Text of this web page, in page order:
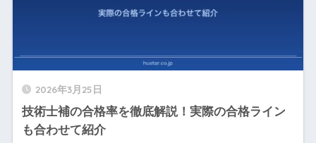
2026年3月25日
技術士補の合格率を徹底解説！実際の合格ライン
も合わせて紹介